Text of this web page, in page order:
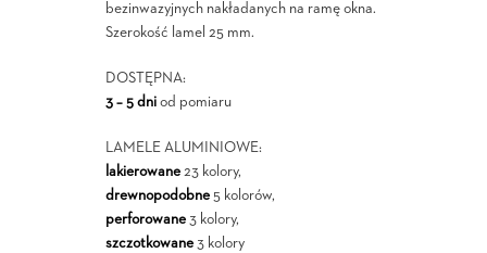
bezinwazyjnych nakładanych na ramę okna.
Szerokość lamel 25 mm.
DOSTĘPNA:
3 – 5 dniod pomiaru
LAMELE ALUMINIOWE:
lakierowane23 kolory,
drewnopodobne5 kolorów,
perforowane3 kolory,
szczotkowane3 kolory